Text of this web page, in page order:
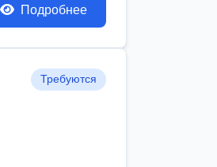
Подробнее
Требуются